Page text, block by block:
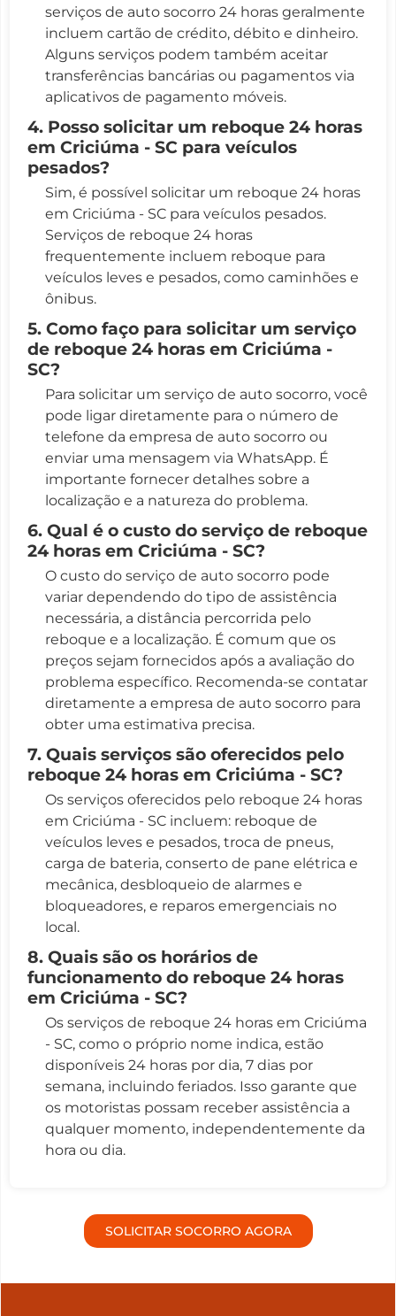
serviços de auto socorro 24 horas geralmente
incluem cartão de crédito, débito e dinheiro.
Alguns serviços podem também aceitar
transferências bancárias ou pagamentos via
aplicativos de pagamento móveis.
4. Posso solicitar um reboque 24 horas
em Criciúma - SC para veículos
pesados?
Sim, é possível solicitar um reboque 24 horas
em Criciúma - SC para veículos pesados.
Serviços de reboque 24 horas
frequentemente incluem reboque para
veículos leves e pesados, como caminhões e
ônibus.
5. Como faço para solicitar um serviço
de reboque 24 horas em Criciúma -
SC?
Para solicitar um serviço de auto socorro, você
pode ligar diretamente para o número de
telefone da empresa de auto socorro ou
enviar uma mensagem via WhatsApp. É
importante fornecer detalhes sobre a
localização e a natureza do problema.
6. Qual é o custo do serviço de reboque
24 horas em Criciúma - SC?
O custo do serviço de auto socorro pode
variar dependendo do tipo de assistência
necessária, a distância percorrida pelo
reboque e a localização. É comum que os
preços sejam fornecidos após a avaliação do
problema específico. Recomenda-se contatar
diretamente a empresa de auto socorro para
obter uma estimativa precisa.
7. Quais serviços são oferecidos pelo
reboque 24 horas em Criciúma - SC?
Os serviços oferecidos pelo reboque 24 horas
em Criciúma - SC incluem: reboque de
veículos leves e pesados, troca de pneus,
carga de bateria, conserto de pane elétrica e
mecânica, desbloqueio de alarmes e
bloqueadores, e reparos emergenciais no
local.
8. Quais são os horários de
funcionamento do reboque 24 horas
em Criciúma - SC?
Os serviços de reboque 24 horas em Criciúma
- SC, como o próprio nome indica, estão
disponíveis 24 horas por dia, 7 dias por
semana, incluindo feriados. Isso garante que
os motoristas possam receber assistência a
qualquer momento, independentemente da
hora ou dia.
SOLICITAR SOCORRO AGORA